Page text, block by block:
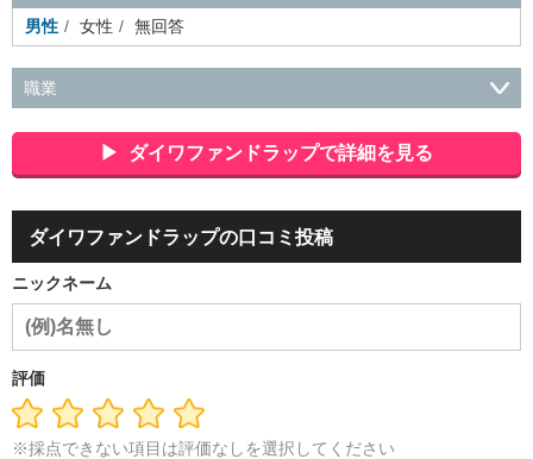
男性
女性 無回答
職業
ポーツ関連
広告・マスコミ
接客・小売・流通・外食・食
品
アミューズメント・エンターテイメント・ゲーム関連
美
ダル・葬祭
メディア職
クリエイティブ・デザイン・映像・
音響
芸能・イベント・コンパニオン
ム開発・SE・インフラ）
導体・制御）
警備・交通・建築・土木技術職
医療・福祉・
介護
その他
ス
士業・コンサルティング 金融・商社
不動産・保険・サ
ービス
専業主婦（夫）
営業
ダイワファンドラップで詳細を見る
ダイワファンドラップの口コミ投稿
ニックネーム
評価
※採点できない項目は評価なしを選択してください